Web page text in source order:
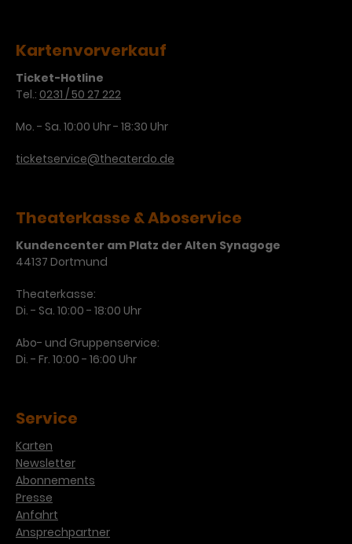
Kartenvorverkauf
Ticket-Hotline
Tel.: 0231 / 50 27 222
Mo. - Sa. 10:00 Uhr - 18:30 Uhr
ticketservice@theaterdo.de
Theaterkasse & Aboservice
Kundencenter am Platz der Alten Synagoge
44137 Dortmund
Theaterkasse:
Di. - Sa. 10:00 - 18:00 Uhr
Abo- und Gruppenservice:
Di. - Fr. 10:00 - 16:00 Uhr
Service
Karten
Newsletter
Abonnements
Presse
Anfahrt
Ansprechpartner